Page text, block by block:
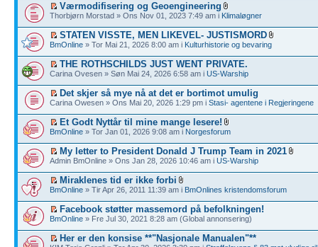
Værmodifisering og Geoengineering
Thorbjørn Morstad » Ons Nov 01, 2023 7:49 am i Klimaløgner
STATEN VISSTE, MEN LIKEVEL- JUSTISMORD
BmOnline » Tor Mai 21, 2026 8:00 am i Kulturhistorie og bevaring
THE ROTHSCHILDS JUST WENT PRIVATE.
Carina Ovesen » Søn Mai 24, 2026 6:58 am i US-Warship
Det skjer så mye nå at det er bortimot umulig
Carina Owesen » Ons Mai 20, 2026 1:29 pm i Stasi- agentene i Regjeringene
Et Godt Nyttår til mine mange lesere!
BmOnline » Tor Jan 01, 2026 9:08 am i Norgesforum
My letter to President Donald J Trump Team in 2021
Admin BmOnline » Ons Jan 28, 2026 10:46 am i US-Warship
Miraklenes tid er ikke forbi
BmOnline » Tir Apr 26, 2011 11:39 am i BmOnlines kristendomsforum
Facebook støtter massemord på befolkningen!
BmOnline » Fre Jul 30, 2021 8:28 am (Global annonsering)
Her er den konsise **"Nasjonale Manualen"**